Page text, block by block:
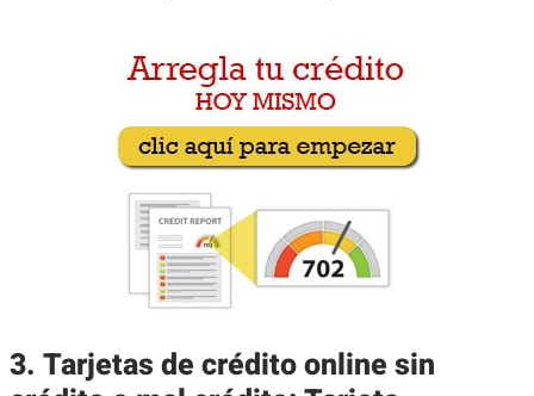
3. Tarjetas de crédito online sin